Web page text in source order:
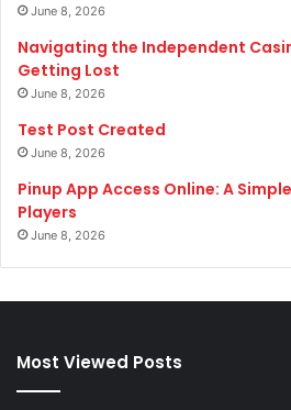
June 8, 2026
Navigating the Independent
Getting Lost
June 8, 2026
Test Post Created
June 8, 2026
Pinup App Access Online: A
Players
June 8, 2026
Most Viewed Posts